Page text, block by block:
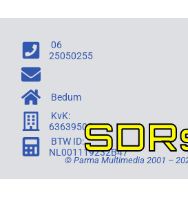
06
25050255
Bedum
KvK:
63639505
BTW ID:
NL001119232B47
© Parma Multimedia 2001 –